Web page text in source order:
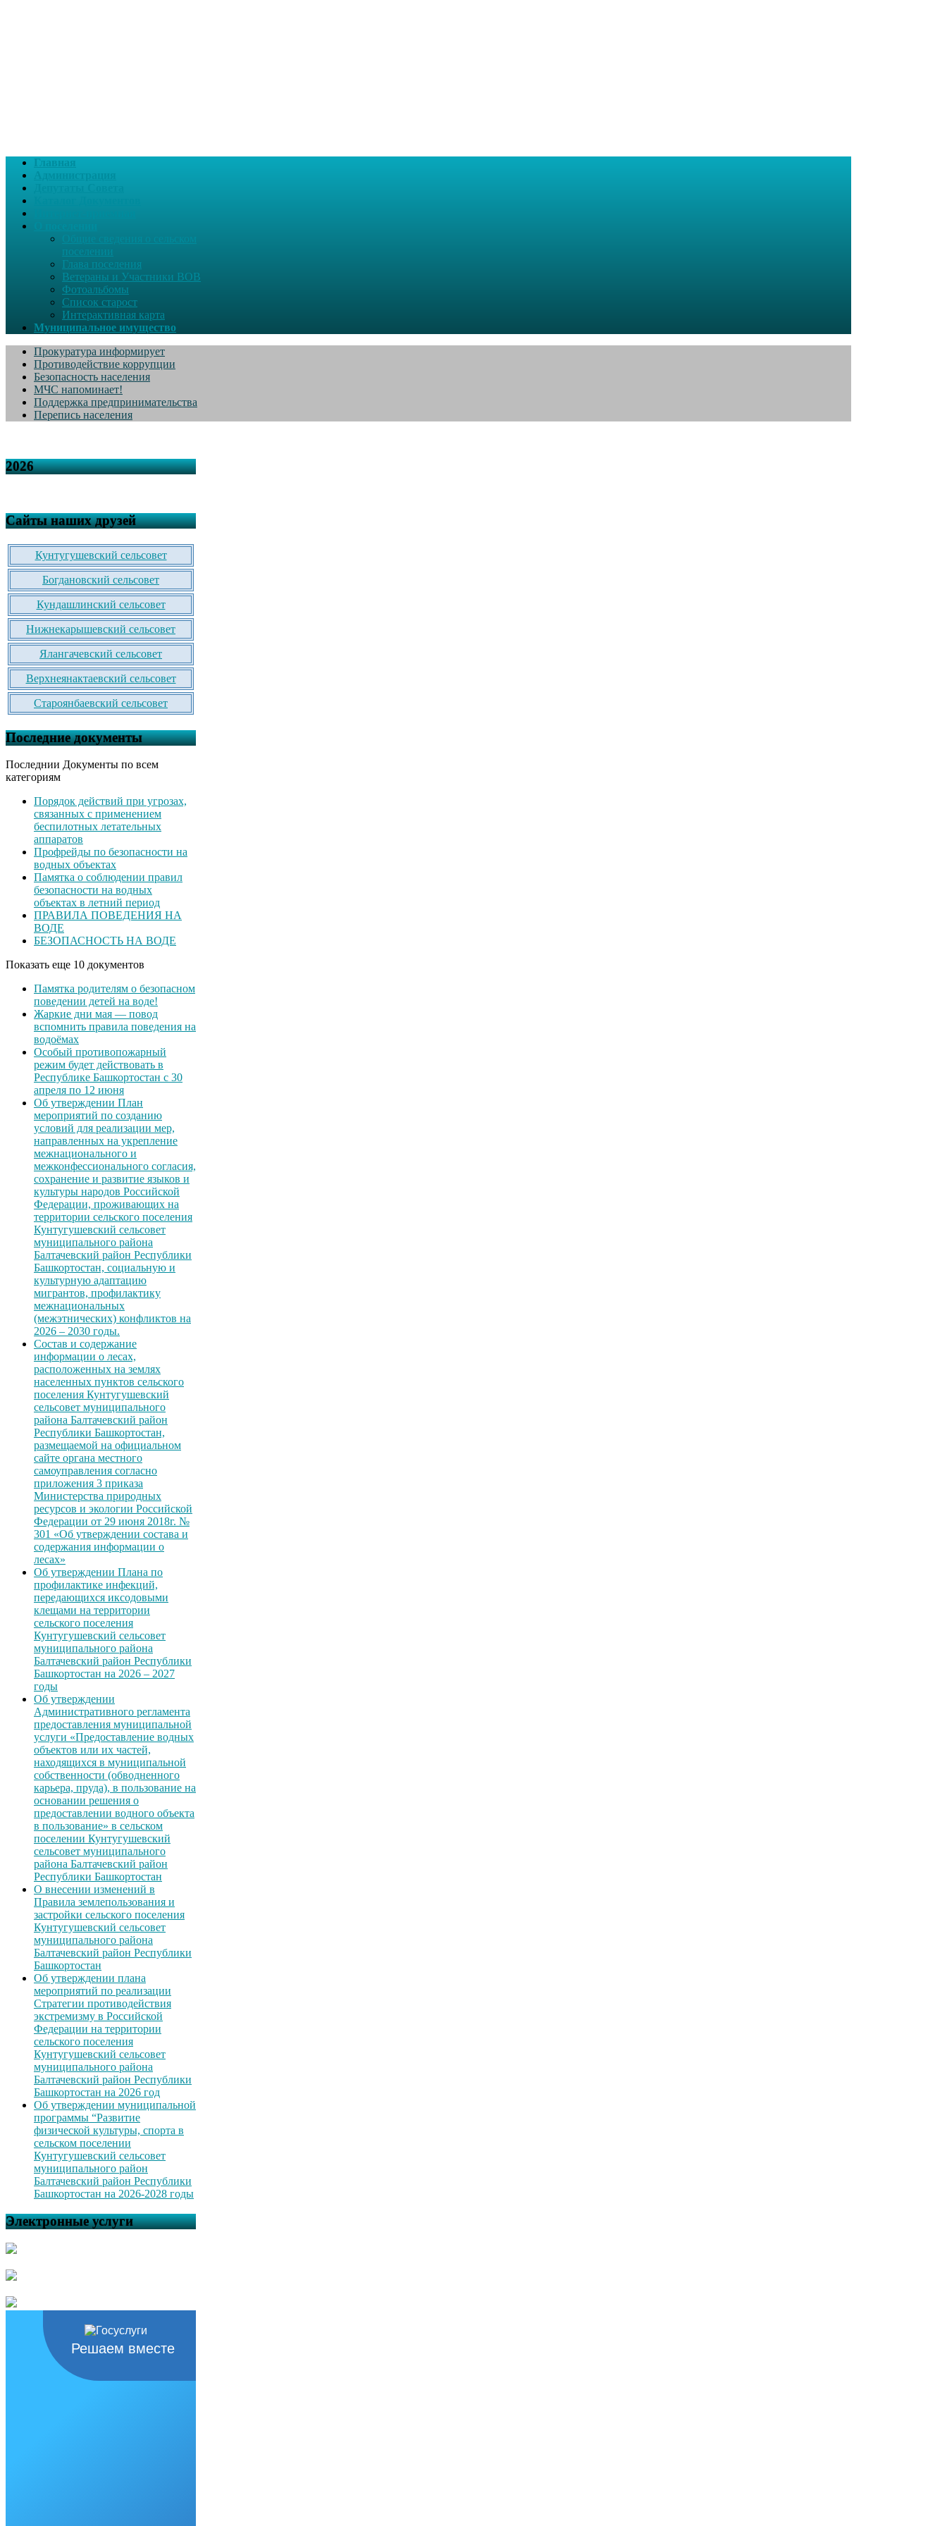
Главная
поселении
Глава поселения
Ветераны и Участники ВОВ
Фотоальбомы
Список старост
Интерактивная карта
Муниципальное имущество
Прокуратура информирует
Противодействие коррупции
Безопасность населения
МЧС напоминает!
Поддержка предпринимательства
Перепись населения
2026
Сайты наших друзей
Кунтугушевский сельсовет
Богдановский сельсовет
Кундашлинский сельсовет
Нижнекарышевский сельсовет
Ялангачевский сельсовет
Верхнеянактаевский сельсовет
Староянбаевский сельсовет
Последние документы
Последнии Документы по всем
категориям
Порядок действий при угрозах,
связанных с применением
беспилотных летательных
аппаратов
Профрейды по безопасности на
водных объектах
Памятка о соблюдении правил
безопасности на водных
объектах в летний период
ПРАВИЛА ПОВЕДЕНИЯ НА
ВОДЕ
БЕЗОПАСНОСТЬ НА ВОДЕ
Показать еще 10 документов
Памятка родителям о безопасном
поведении детей на воде!
Жаркие дни мая — повод
вспомнить правила поведения на
водоёмах
Особый противопожарный
режим будет действовать в
Республике Башкортостан с 30
апреля по 12 июня
Об утверждении План
мероприятий по созданию
условий для реализации мер,
направленных на укрепление
межнационального и
межконфессионального согласия,
сохранение и развитие языков и
культуры народов Российской
Федерации, проживающих на
территории сельского поселения
Кунтугушевский сельсовет
муниципального района
Балтачевский район Республики
Башкортостан, социальную и
культурную адаптацию
мигрантов, профилактику
межнациональных
(межэтнических) конфликтов на
2026 – 2030 годы.
Состав и содержание
информации о лесах,
расположенных на землях
населенных пунктов сельского
поселения Кунтугушевский
сельсовет муниципального
района Балтачевский район
Республики Башкортостан,
размещаемой на официальном
сайте органа местного
самоуправления согласно
приложения 3 приказа
Министерства природных
ресурсов и экологии Российской
Федерации от 29 июня 2018г. №
301 «Об утверждении состава и
содержания информации о
лесах»
Об утверждении Плана по
профилактике инфекций,
передающихся иксодовыми
клещами на территории
сельского поселения
Кунтугушевский сельсовет
муниципального района
Балтачевский район Республики
Башкортостан на 2026 – 2027
годы
Об утверждении
Административного регламента
предоставления муниципальной
услуги «Предоставление водных
объектов или их частей,
находящихся в муниципальной
собственности (обводненного
карьера, пруда), в пользование на
основании решения о
предоставлении водного объекта
в пользование» в сельском
поселении Кунтугушевский
сельсовет муниципального
района Балтачевский район
Республики Башкортостан
О внесении изменений в
Правила землепользования и
застройки сельского поселения
Кунтугушевский сельсовет
муниципального района
Балтачевский район Республики
Башкортостан
Об утверждении плана
мероприятий по реализации
Стратегии противодействия
экстремизму в Российской
Федерации на территории
сельского поселения
Кунтугушевский сельсовет
муниципального района
Балтачевский район Республики
Башкортостан на 2026 год
Об утверждении муниципальной
программы “Развитие
физической культуры, спорта в
сельском поселении
Кунтугушевский сельсовет
муниципального район
Балтачевский район Республики
Башкортостан на 2026-2028 годы
Электронные услуги
Решаем вместе